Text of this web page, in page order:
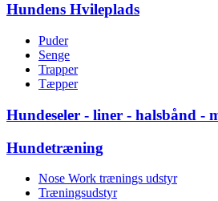
Hundens Hvileplads
Puder
Senge
Trapper
Tæpper
Hundeseler - liner - halsbånd -
Hundetræning
Nose Work trænings udstyr
Træningsudstyr